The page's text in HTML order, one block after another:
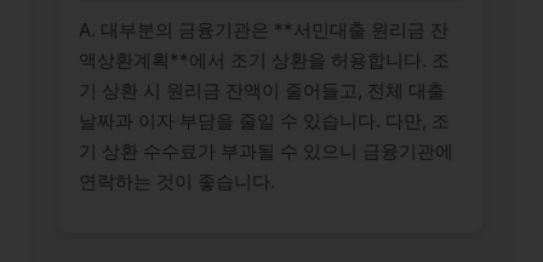
A. 대부분의 금융기관은 **서민대출 원리금 잔
액상환계획**에서 조기 상환을 허용합니다. 조
기 상환 시 원리금 잔액이 줄어들고, 전체 대출
날짜과 이자 부담을 줄일 수 있습니다. 다만, 조
기 상환 수수료가 부과될 수 있으니 금융기관에
연락하는 것이 좋습니다.